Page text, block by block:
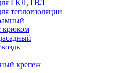
ГКЛ, ГВЛ
теплоизоляции
крюком
крепеж